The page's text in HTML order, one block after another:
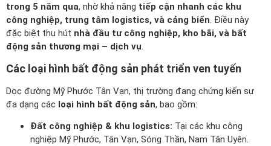
trong 5 năm qua, nhờ khả năng tiếp cận nhanh các khu
công nghiệp, trung tâm logistics, và cảng biển. Điều này
đặc biệt thu hút nhà đầu tư công nghiệp, kho bãi, và bất
động sản thương mại – dịch vụ.
Các loại hình bất động sản phát triển ven tuyến
Dọc đường Mỹ Phước Tân Vạn, thị trường đang chứng kiến sự
đa dạng các loại hình bất động sản, bao gồm:
Đất công nghiệp & khu logistics: Tại các khu công
nghiệp Mỹ Phước, Tân Vạn, Sóng Thần, Nam Tân Uyên.